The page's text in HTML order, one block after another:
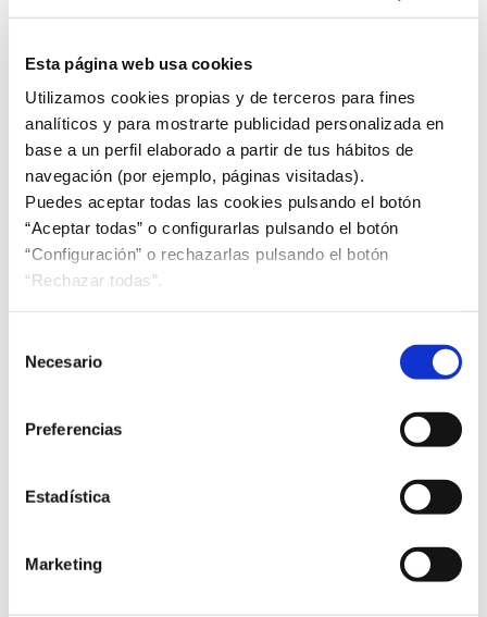
Esta página web usa cookies
Utilizamos cookies propias y de terceros para fines
analíticos y para mostrarte publicidad personalizada en
base a un perfil elaborado a partir de tus hábitos de
navegación (por ejemplo, páginas visitadas).
Puedes aceptar todas las cookies pulsando el botón
“Aceptar todas” o configurarlas pulsando el botón
“Configuración” o rechazarlas pulsando el botón
“Rechazar todas”.
Necesario
Preferencias
Estadística
Marketing
Importancia de la estandarización para
UNE ha colaborado en la elaboración del Código de
prácticas que la Comisión Europea ha publicado
100 proyectos Horizonte 2020 y Horizonte Europa en
los que ha incluido actividades de estandarización.
Este código recoge una serie de recomendaciones
para que puedan utilizarlas a la hora de diseñar sus
públicos como Horizon Europe. La comisaria
europea para la Innovación, Investigación, Cultura,
objetivo de las Recomendaciones 2023/498 que la